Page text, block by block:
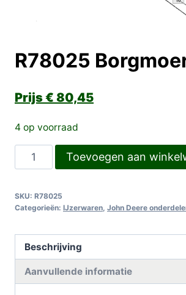
R78025
€ 80,45
4 op voorraad
R78025
Borgmoer
Toevoegen aan
SKU: R78025
Categorieën: IJzerwaren John Deere
Beschrijving
Aanvullende informatie